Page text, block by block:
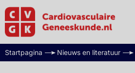
Startpagina Nieuws en literatuur